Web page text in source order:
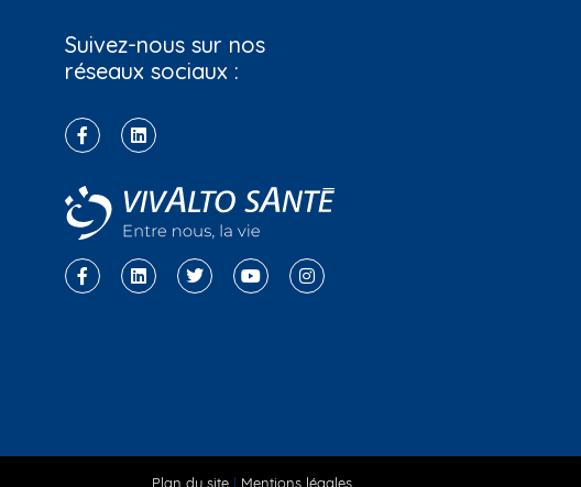
Suivez-nous sur nos
réseaux sociaux :
Plan du site | Mentions légales